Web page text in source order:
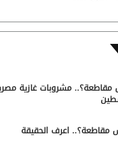
مشروبات غازية
اعرف الحقيقة